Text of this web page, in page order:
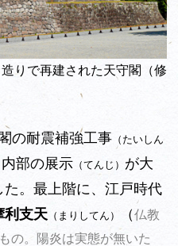
りで再建された天守閣（修
の耐震補強工事 （たいしん
部の展示 （てんじ） が大
。最上階に、江戸時代
利支天 （まりしてん） （仏教
の。陽炎は実態が無いた